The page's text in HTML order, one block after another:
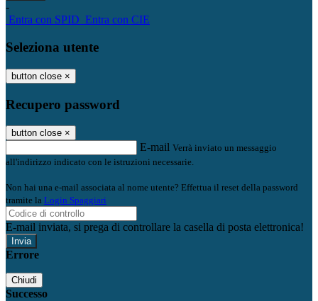
-
Entra con SPID Entra con CIE
Seleziona utente
button close ×
Recupero password
button close ×
E-mail Verrà inviato un messaggio
all'indirizzo indicato con le istruzioni necessarie.
Non hai una e-mail associata al nome utente? Effettua il reset della password
tramite la Login Spaggiari
E-mail inviata, si prega di controllare la casella di posta elettronica!
Errore
Chiudi
Successo